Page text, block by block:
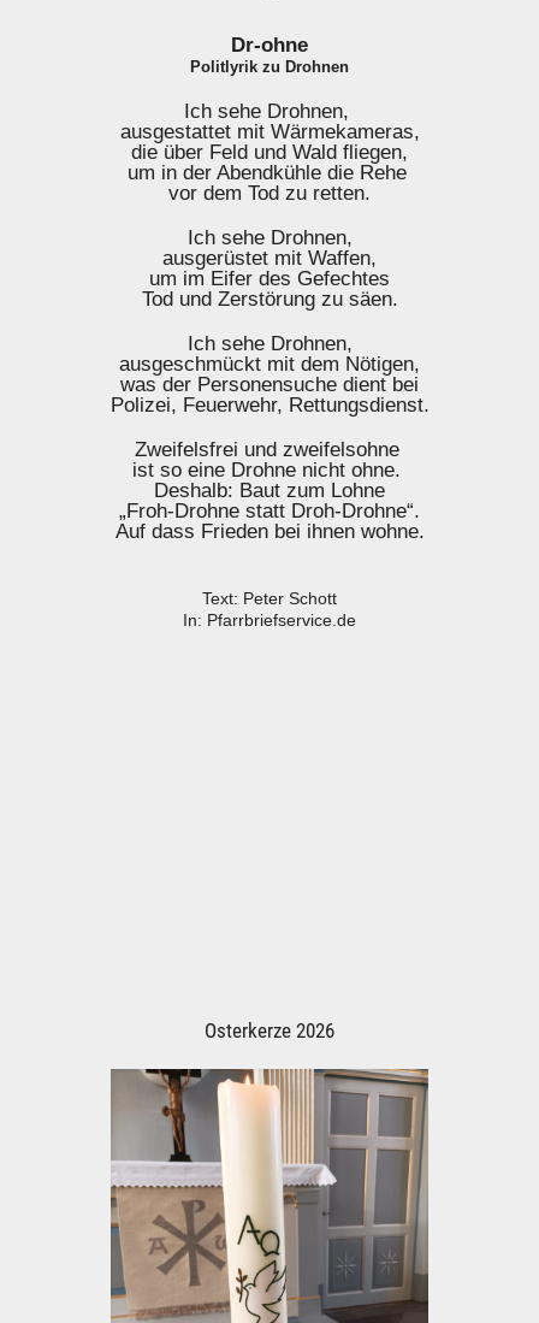
Dr-ohne
Politlyrik zu Drohnen
Ich sehe Drohnen,
ausgestattet mit Wärmekameras,
die über Feld und Wald fliegen,
um in der Abendkühle die Rehe
vor dem Tod zu retten.
Ich sehe Drohnen,
ausgerüstet mit Waffen,
um im Eifer des Gefechtes
Tod und Zerstörung zu säen.
Ich sehe Drohnen,
ausgeschmückt mit dem Nötigen,
was der Personensuche dient bei
Polizei, Feuerwehr, Rettungsdienst.
Zweifelsfrei und zweifelsohne
ist so eine Drohne nicht ohne.
Deshalb: Baut zum Lohne
„Froh-Drohne statt Droh-Drohne“.
Auf dass Frieden bei ihnen wohne.
Text: Peter Schott
In: Pfarrbriefservice.de
Osterkerze 2026